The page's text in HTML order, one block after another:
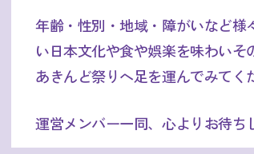
年齢・性別・地域・障がいなど
い日本文化や食や娯楽を味わい
あきんど祭りへ足を運んでみてく
運営メンバー一同、心よりお待ち